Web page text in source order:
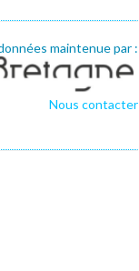
maintenue par :
Nous contacter